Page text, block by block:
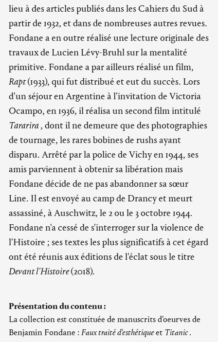
lieu à des articles publiés dans les Cahiers du Sud à
partir de 1932, et dans de nombreuses autres revues.
Fondane a en outre réalisé une lecture originale des
travaux de Lucien Lévy-Bruhl sur la mentalité
primitive. Fondane a par ailleurs réalisé un film,
Rapt(1933), qui fut distribué et eut du succès. Lors
d'un séjour en Argentine à l'invitation de Victoria
Ocampo, en 1936, il réalisa un second film intitulé
Tararira, dont il ne demeure que des photographies
de tournage, les rares bobines de rushs ayant
disparu. Arrêté par la police de Vichy en 1944, ses
amis parviennent à obtenir sa libération mais
Fondane décide de ne pas abandonner sa sœur
Line. Il est envoyé au camp de Drancy et meurt
assassiné, à Auschwitz, le 2 ou le 3 octobre 1944.
Fondane n'a cessé de s'interroger sur la violence de
l'Histoire ; ses textes les plus significatifs à cet égard
ont été réunis aux éditions de l'éclat sous le titre
Devant l'Histoire(2018).
Présentation du contenu :
La collection est constituée de manuscrits d'oeurves de
Benjamin Fondane : Faux traité d'esthétiqueet Titanic.